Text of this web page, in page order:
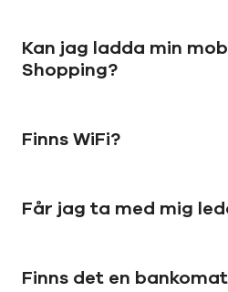
Kan jag ladda min
Shopping?
Finns WiFi?
Får jag ta med mig
Finns det en